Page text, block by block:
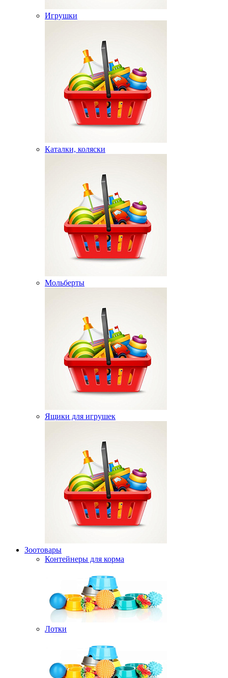
Игрушки
Каталки, коляски
Мольберты
Ящики для игрушек
Зоотовары
Контейнеры для корма
Лотки